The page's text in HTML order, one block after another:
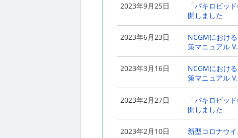
2022年1月5日
新型コロナウ
排出期間に関す
2021年12月21日
NCGMにおけ
策マニュアル
2021年11月18日
NCGMにおけ
策マニュアル
2021年9月16日 NCGMの
2021年8月30日 NCGMの
2023年9月25日
「パキロビッ
開しました
2023年6月23日
NCGMにおけ
策マニュアル
2023年3月16日
NCGMにおけ
策マニュアル
2023年2月27日
「パキロビッ
開しました
2023年2月10日 新型コロナウ